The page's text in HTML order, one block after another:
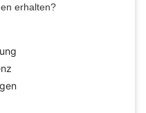
erhalten?